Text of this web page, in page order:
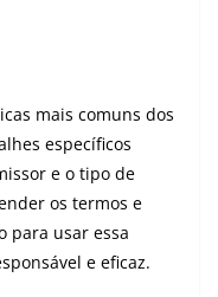
mais comuns dos
específicos
e o tipo de
os termos e
para usar essa
e eficaz.